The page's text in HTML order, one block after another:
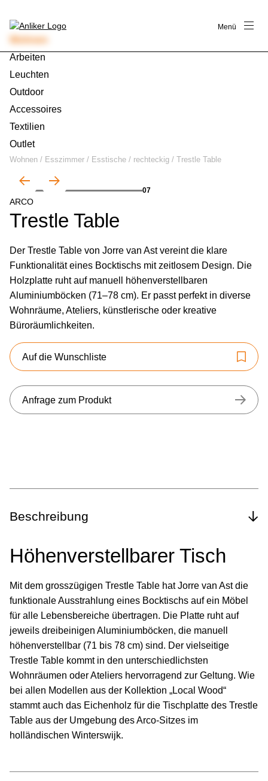
Menü
Wohnen
Arbeiten
Leuchten
Outdoor
Accessoires
Textilien
Outlet
Wohnen / Esszimmer / Esstische / rechteckig / Trestle Table
07
ARCO
Trestle Table
Der Trestle Table von Jorre van Ast vereint die klare
Funktionalität eines Bocktischs mit zeitlosem Design. Die
Holzplatte ruht auf manuell höhenverstellbaren
Aluminiumböcken (71–78 cm). Er passt perfekt in diverse
Wohnräume, Ateliers, künstlerische oder kreative
Büroräumlichkeiten.
Auf die Wunschliste
Anfrage zum Produkt
Beschreibung
Höhenverstellbarer Tisch
Mit dem grosszügigen Trestle Table hat Jorre van Ast die
funktionale Ausstrahlung eines Bocktischs auf ein Möbel
für alle Lebensbereiche übertragen. Die Platte ruht auf
jeweils dreibeinigen Aluminiumböcken, die manuell
höhenverstellbar (71 bis 78 cm) sind. Der vielseitige
Trestle Table kommt in den unterschiedlichsten
Wohnräumen oder Ateliers hervorragend zur Geltung. Wie
bei allen Modellen aus der Kollektion „Local Wood“
stammt auch das Eichenholz für die Tischplatte des Trestle
Table aus der Umgebung des Arco-Sitzes im
holländischen Winterswijk.